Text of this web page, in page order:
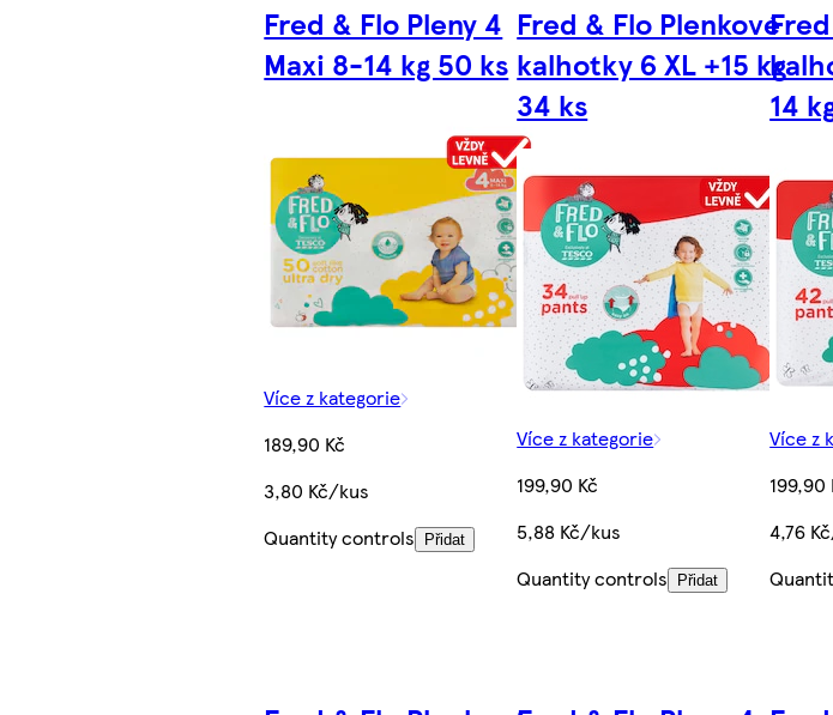
Fred & Flo Pleny 4
Maxi 8-14 kg 50 ks
Více z kategorie
189,90 Kč
3,80 Kč/kus
Quantity controls Přidat
Fred & Flo Plenkové
kalhotky 6 XL +15 kg
34 ks
Více z kategorie
199,90 Kč
5,88 Kč/kus
Quantity controls Přidat
14
Více z
199,90
4,76